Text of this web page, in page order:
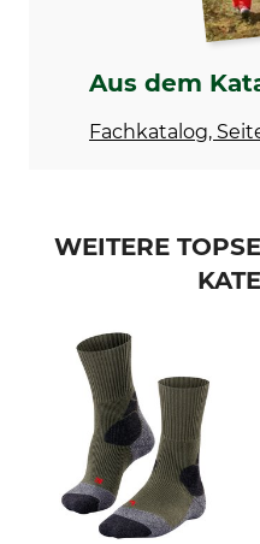
Trocknen
Nicht im Wäschetrockner
trocknen
Eigenschaften
wärmeisolierend
Jahreszeit
Winter
Aus dem
Fachkatalog,
WEITERE